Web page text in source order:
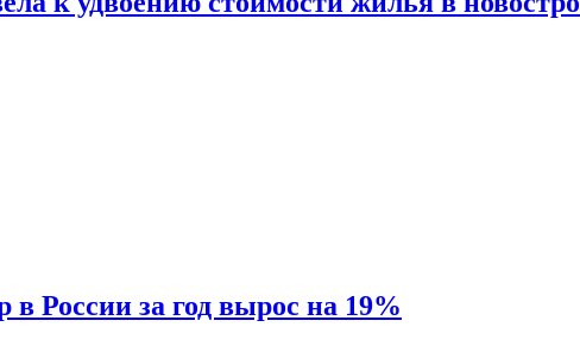
в России за год вырос на 19%